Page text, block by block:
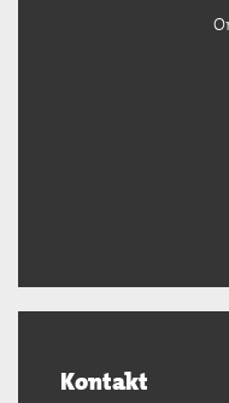
Kontakt